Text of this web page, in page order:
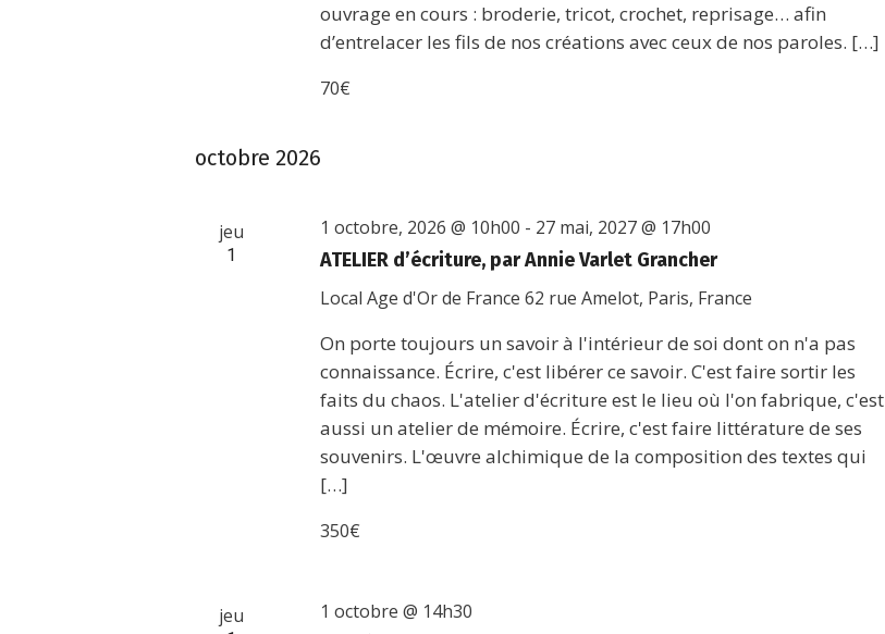
ouvrage en cours : broderie, tricot, crochet, reprisage… afin
d’entrelacer les fils de nos créations avec ceux de nos paroles. […]
70€
octobre 2026
jeu
1 ATELIER d’écriture, par Annie Varlet Grancher
1 octobre, 2026 @ 10h00 - 27 mai, 2027 @ 17h00
Local Age d'Or de France62 rue Amelot, Paris, France
On porte toujours un savoir à l'intérieur de soi dont on n'a pas
connaissance. Écrire, c'est libérer ce savoir. C'est faire sortir les
faits du chaos. L'atelier d'écriture est le lieu où l'on fabrique, c'est
aussi un atelier de mémoire. Écrire, c'est faire littérature de ses
souvenirs. L'œuvre alchimique de la composition des textes qui
[…]
350€
jeu 1 octobre @ 14h30